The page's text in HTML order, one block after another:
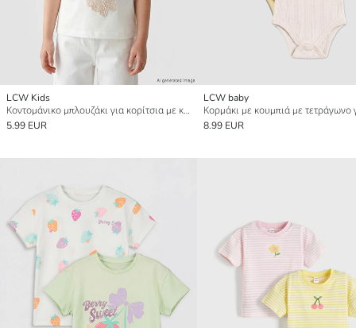
LCW Kids
Κοντομάνικο μπλουζάκι για κορίτσια με κεντημένη πεταλούδα
5.99 EUR
LCW baby
8.99 EUR